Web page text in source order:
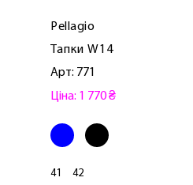
Pellagio
Тапки W14
Арт: 771
Ціна: 1 770 ₴
41 42
ЛАСКАВО
ПРИВІТНИЙ